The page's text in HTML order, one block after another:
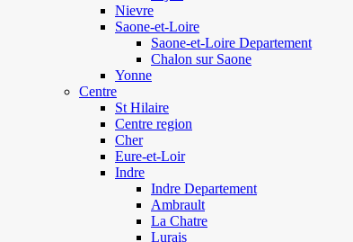
Nievre
Saone-et-Loire
Saone-et-Loire Departement
Chalon sur Saone
Yonne
Centre
St Hilaire
Centre region
Cher
Eure-et-Loir
Indre
Indre Departement
Ambrault
La Chatre
Lurais